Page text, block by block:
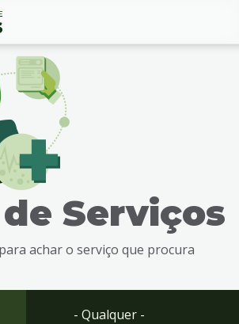
Serviços
achar o serviço que procura
- Qualquer -